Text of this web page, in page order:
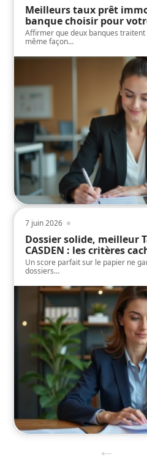
Meilleurs taux prêt
banque choisir pour
Affirmer que deux banques
même façon…
7 juin 2026
Dossier solide, meilleur
CASDEN : les critères
Un score parfait sur le papier ne
dossiers…